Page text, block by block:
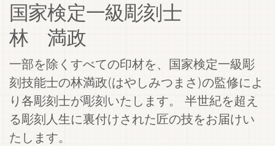
国家検定一級彫刻士
林 満政
一部を除くすべての印材を、国家検定一級彫
刻技能士の林満政(はやしみつまさ)の監修によ
り各彫刻士が彫刻いたします。 半世紀を超え
る彫刻人生に裏付けされた匠の技をお届けい
たします。